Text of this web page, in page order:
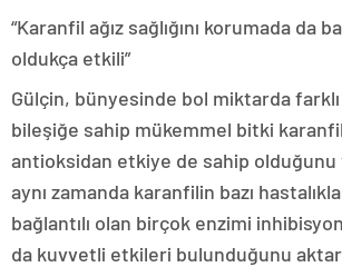
“Karanfil ağız sağlığını korumada da
oldukça etkili”
Gülçin, bünyesinde bol miktarda
bileşiğe sahip mükemmel bitki
antioksidan etkiye de sahip olduğunu
aynı zamanda karanfilin bazı
bağlantılı olan birçok enzimi
da kuvvetli etkileri bulunduğunu